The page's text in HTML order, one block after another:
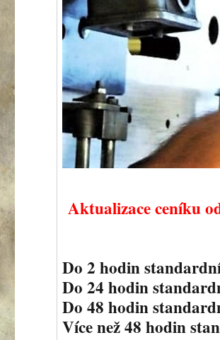
Aktualizace ceníku
Do 2 hodin
Do 24 hodin
Do 48 hodin
Více než 48 hodin